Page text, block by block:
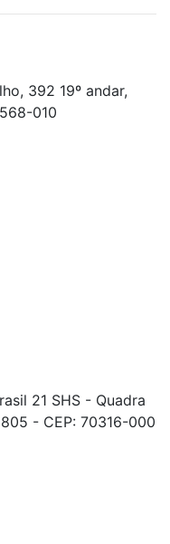
392 19º andar,
010
21 SHS - Quadra
- CEP: 70316-000